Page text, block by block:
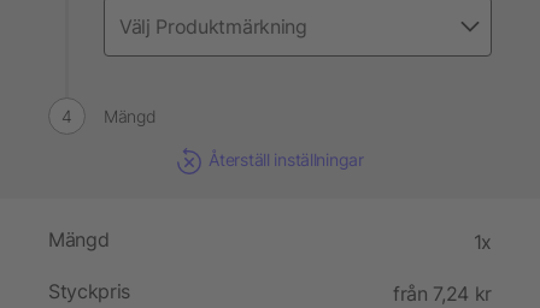
Mängd
Återställ inställningar
Mängd 1x
Styckpris
från 7,24 kr